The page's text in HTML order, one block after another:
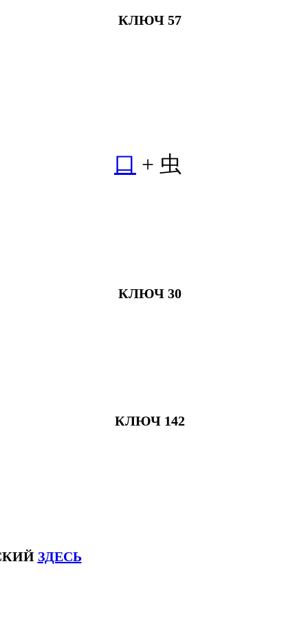
КЛЮЧ 57
口 + 虫
КЛЮЧ 30
КЛЮЧ 142
ЗДЕСЬ